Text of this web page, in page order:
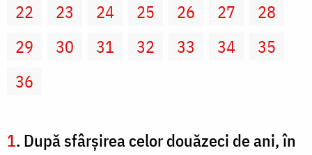
22
23 24 25 26 27
28
29
30 31 32 33 34
35
36
1. După sfârşirea celor douăzeci de ani, în